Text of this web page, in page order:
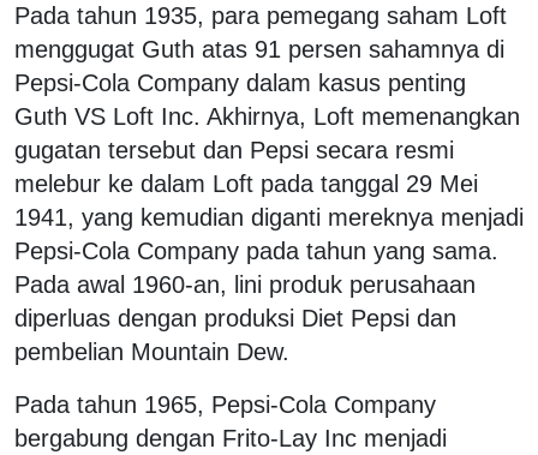
Pada tahun 1935, para pemegang saham Loft
menggugat Guth atas 91 persen sahamnya di
Pepsi-Cola Company dalam kasus penting
Guth VS Loft Inc. Akhirnya, Loft memenangkan
gugatan tersebut dan Pepsi secara resmi
melebur ke dalam Loft pada tanggal 29 Mei
1941, yang kemudian diganti mereknya menjadi
Pepsi-Cola Company pada tahun yang sama.
Pada awal 1960-an, lini produk perusahaan
diperluas dengan produksi Diet Pepsi dan
pembelian Mountain Dew.
Pada tahun 1965, Pepsi-Cola Company
bergabung dengan Frito-Lay Inc menjadi